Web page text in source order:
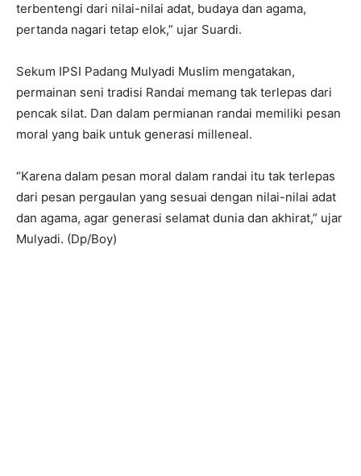
terbentengi dari nilai-nilai adat, budaya dan agama,
pertanda nagari tetap elok,” ujar Suardi.
Sekum IPSI Padang Mulyadi Muslim mengatakan,
permainan seni tradisi Randai memang tak terlepas dari
pencak silat. Dan dalam permianan randai memiliki pesan
moral yang baik untuk generasi milleneal.
“Karena dalam pesan moral dalam randai itu tak terlepas
dari pesan pergaulan yang sesuai dengan nilai-nilai adat
dan agama, agar generasi selamat dunia dan akhirat,” ujar
Mulyadi. (Dp/Boy)